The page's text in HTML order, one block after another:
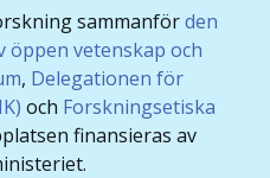
sammanförden
öppen vetenskap och
, Delegationen för
och Forskningsetiska
finansieras av